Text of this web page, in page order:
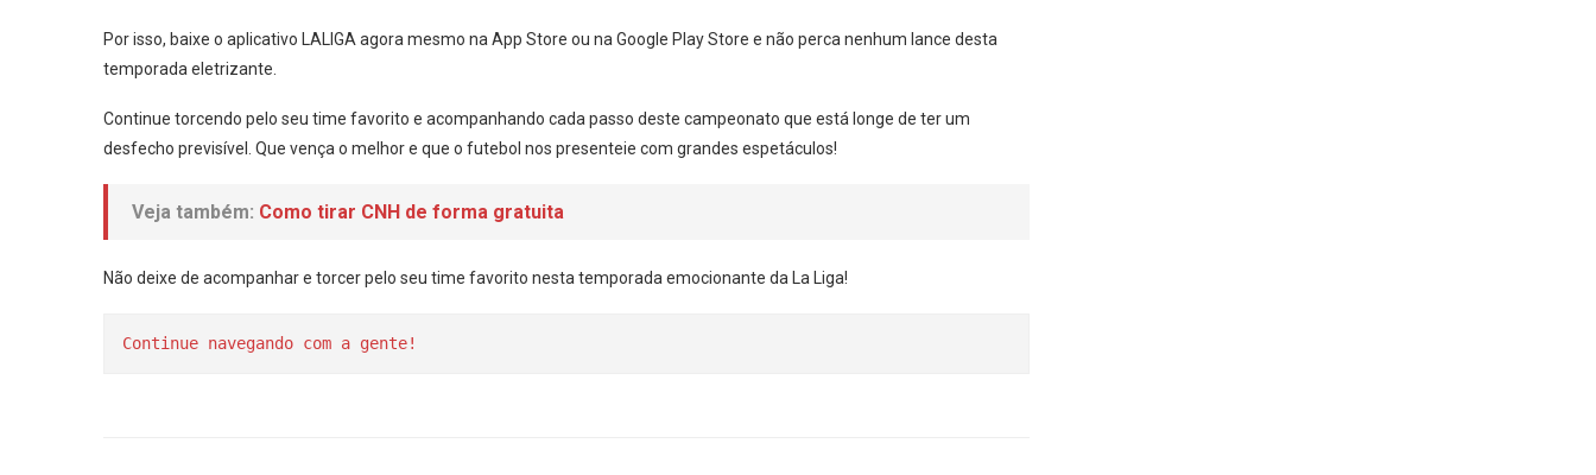
Por isso, baixe o aplicativo LALIGA agora mesmo na App Store ou na Google Play Store e não perca nenhum lance desta
temporada eletrizante.
Continue torcendo pelo seu time favorito e acompanhando cada passo deste campeonato que está longe de ter um
desfecho previsível. Que vença o melhor e que o futebol nos presenteie com grandes espetáculos!
Veja também: Como tirar CNH de forma gratuita
Não deixe de acompanhar e torcer pelo seu time favorito nesta temporada emocionante da La Liga!
Continue navegando com a gente!